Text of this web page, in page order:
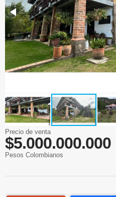
Precio de venta
$5.000.000.000
Pesos Colombianos